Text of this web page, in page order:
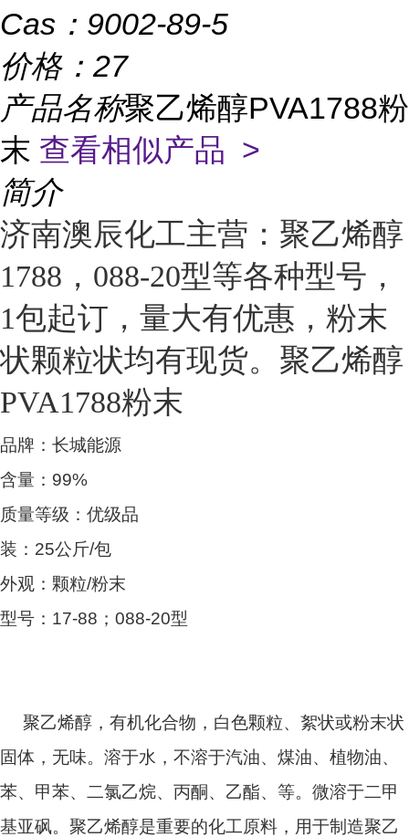
Cas： 9002-89-5
价格： 27
产品名称聚乙烯醇PVA1788粉
末 查看相似产品 >
简介
济南澳辰化工主营：聚乙烯醇
1788，088-20型等各种型号，
1包起订，量大有优惠，粉末
状颗粒状均有现货。聚乙烯醇
PVA1788粉末
品牌：长城能源
含量：99%
质量等级：优级品
装：25公斤/包
外观：颗粒/粉末
型号：17-88；088-20型
聚乙烯醇，有机化合物，白色颗粒、絮状或粉末状
固体，无味。溶于水，不溶于汽油、煤油、植物油、
苯、 甲苯、二氯乙烷、 丙酮、乙酯、 等。微溶于二甲
基亚砜。聚乙烯醇是重要的化工原料，用于制造聚乙